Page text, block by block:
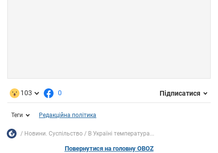
103 0 Підписатися
Теги Редакційна політика
Новини. Суспільство В Україні температура...
Повернутися на головну OBOZ